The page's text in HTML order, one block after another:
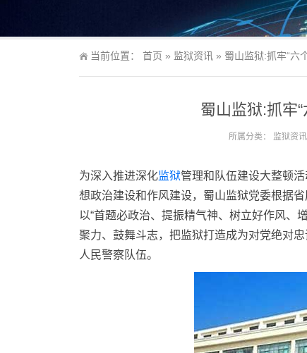
当前位置： 首页 » 监狱资讯 » 蜀山监狱:抓牢“六
蜀山监狱:抓牢
所属分类： 监狱资讯
为深入推进深化监狱管理和队伍建设大整顿
想政治建设和作风建设，蜀山监狱党委根据
以“首题必政治、提振精气神、树立好作风、
聚力、鼓舞斗志，把监狱打造成为对党绝对
人民警察队伍。